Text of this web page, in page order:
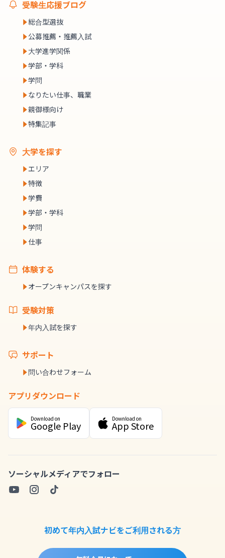
受験生応援ブログ
総合型選抜
公募推薦・推薦入試
大学進学関係
学部・学科
学問
なりたい仕事、職業
親御様向け
特集記事
大学を探す
エリア
特徴
学費
学部・学科
学問
仕事
体験する
オープンキャンパスを探す
受験対策
年内入試を探す
サポート
問い合わせフォーム
アプリダウンロード
Download on
Google Play
Download on
App Store
ソーシャルメディアでフォロー
初めて年内入試ナビをご利用される方